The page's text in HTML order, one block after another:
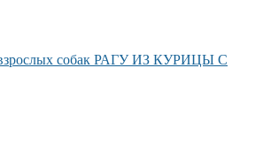
собак РАГУ ИЗ КУРИЦЫ С